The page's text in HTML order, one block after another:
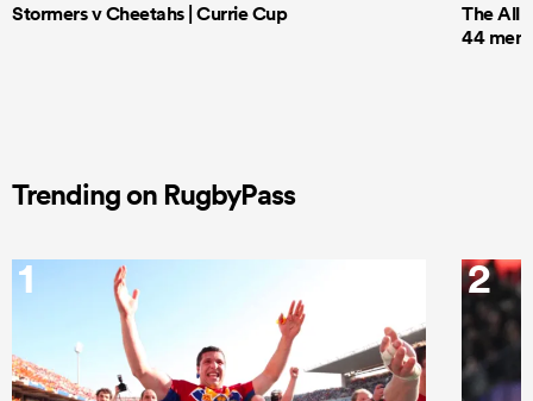
Stormers v Cheetahs | Currie Cup
The All
44 men
Trending on RugbyPass
1 2